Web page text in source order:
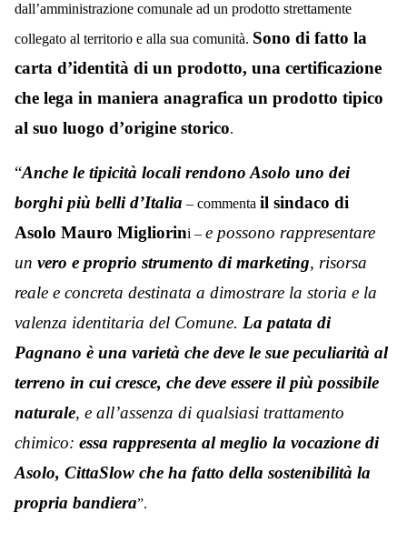
dall’amministrazione comunale ad un prodotto strettamente
collegato al territorio e alla sua comunità. Sono di fatto la
carta d’identità di un prodotto, una certificazione
che lega in maniera anagrafica un prodotto tipico
al suo luogo d’origine storico.
“Anche le tipicità locali rendono Asolo uno dei
borghi più belli d’Italia – commenta il sindaco di
Asolo Mauro Migliorini – e possono rappresentare
un vero e proprio strumento di marketing, risorsa
reale e concreta destinata a dimostrare la storia e la
valenza identitaria del Comune. La patata di
Pagnano è una varietà che deve le sue peculiarità al
terreno in cui cresce, che deve essere il più possibile
naturale, e all’assenza di qualsiasi trattamento
chimico: essa rappresenta al meglio la vocazione di
Asolo, CittaSlow che ha fatto della sostenibilità la
propria bandiera”.